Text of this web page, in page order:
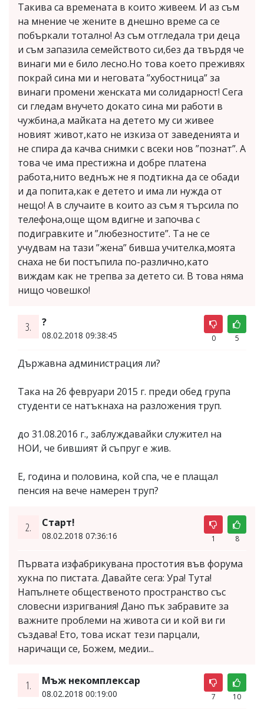
Такива са времената в които живеем. И аз съм
на мнение че жените в днешно време са се
побъркали тотално! Аз съм отгледала три деца
и съм запазила семейството си,без да твърдя че
винаги ми е било лесно.Но това което преживях
покрай сина ми и неговата ”хубостница” за
винаги промени женската ми солидарност! Сега
си гледам внучето докато сина ми работи в
чужбина,а майката на детето му си живее
новият живот,като не изкиза от заведенията и
не спира да качва снимки с всеки нов ”познат”. А
това че има престижна и добре платена
работа,нито веднъж не я подтикна да се обади
и да попита,как е детето и има ли нужда от
нещо! А в случаите в които аз съм я търсила по
телефона,още щом вдигне и започва с
подигравките и ”любезностите”. Та не се
учудвам на тази ”жена” бивша учителка,моята
снаха не би постъпила по-различно,като
виждам как не трепва за детето си. В това няма
нищо човешко!
3. ?
08.02.2018 09:38:45 0 5
Държавна администрация ли?
Така на 26 февруари 2015 г. преди обед група
студенти се натъкнаха на разложения труп.
до 31.08.2016 г., заблуждавайки служител на
НОИ, че бившият й съпруг е жив.
Е, година и половина, кой спа, че е плащал
пенсия на вече намерен труп?
2. Старт!
08.02.2018 07:36:16 1 8
Първата изфабрикувана простотия във форума
хукна по пистата. Давайте сега: Ура! Тута!
Напълнете общественото пространство със
словесни изригвания! Дано пък забравите за
важните проблеми на живота си и кой ви ги
създава! Ето, това искат тези парцали,
наричащи се, Божем, медии...
1. Мъж некомплексар
08.02.2018 00:19:00 7 10